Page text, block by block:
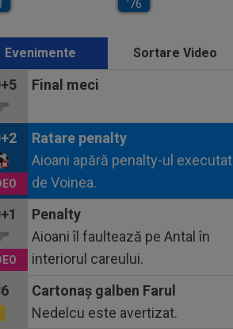
Evenimente Sortare Video
Final meci
Ratare penalty
Aioani apără penalty-ul executat
de Voinea.
Penalty
Aioani îl faultează pe Antal în
interiorul careului.
Cartonaş galben Farul
Nedelcu este avertizat.